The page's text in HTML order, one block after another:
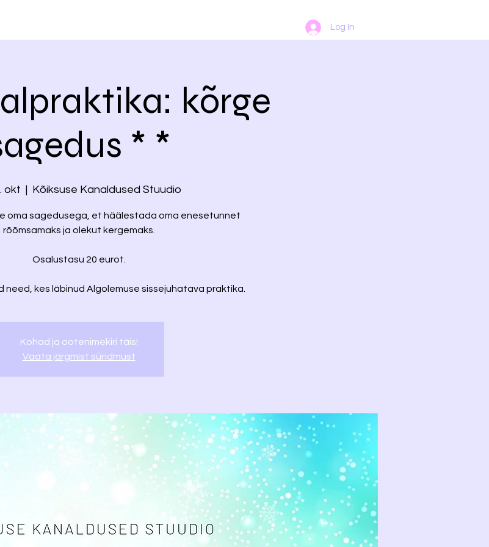
Log In
kõrge
* *
okt
  |
Kõiksuse Kanaldused Stuudio
oma sagedusega, et häälestada oma enesetunnet
rõõmsamaks ja olekut kergemaks.
Osalustasu 20 eurot.
need, kes läbinud Algolemuse sissejuhatava praktika.
Kohad ja ootenimekiri täis!
Vaata järgmist sündmust